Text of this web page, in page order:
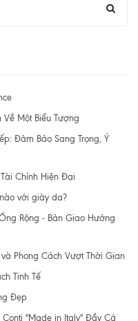
Một Biểu Tượng
Đảm Bảo Sang Trọng, Ý
Chính Hiện Đại
với giày da?
Rộng - Bản Giao Hưởng
Phong Cách Vượt Thời Gian
Tinh Tế
Đẹp
"Made in Italy" Đầy Cá